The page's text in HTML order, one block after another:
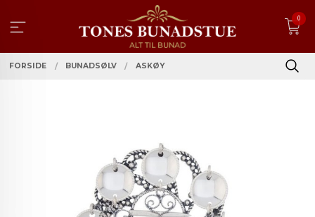
innholdet
0
FORSIDE BUNADSØLV ASKØY